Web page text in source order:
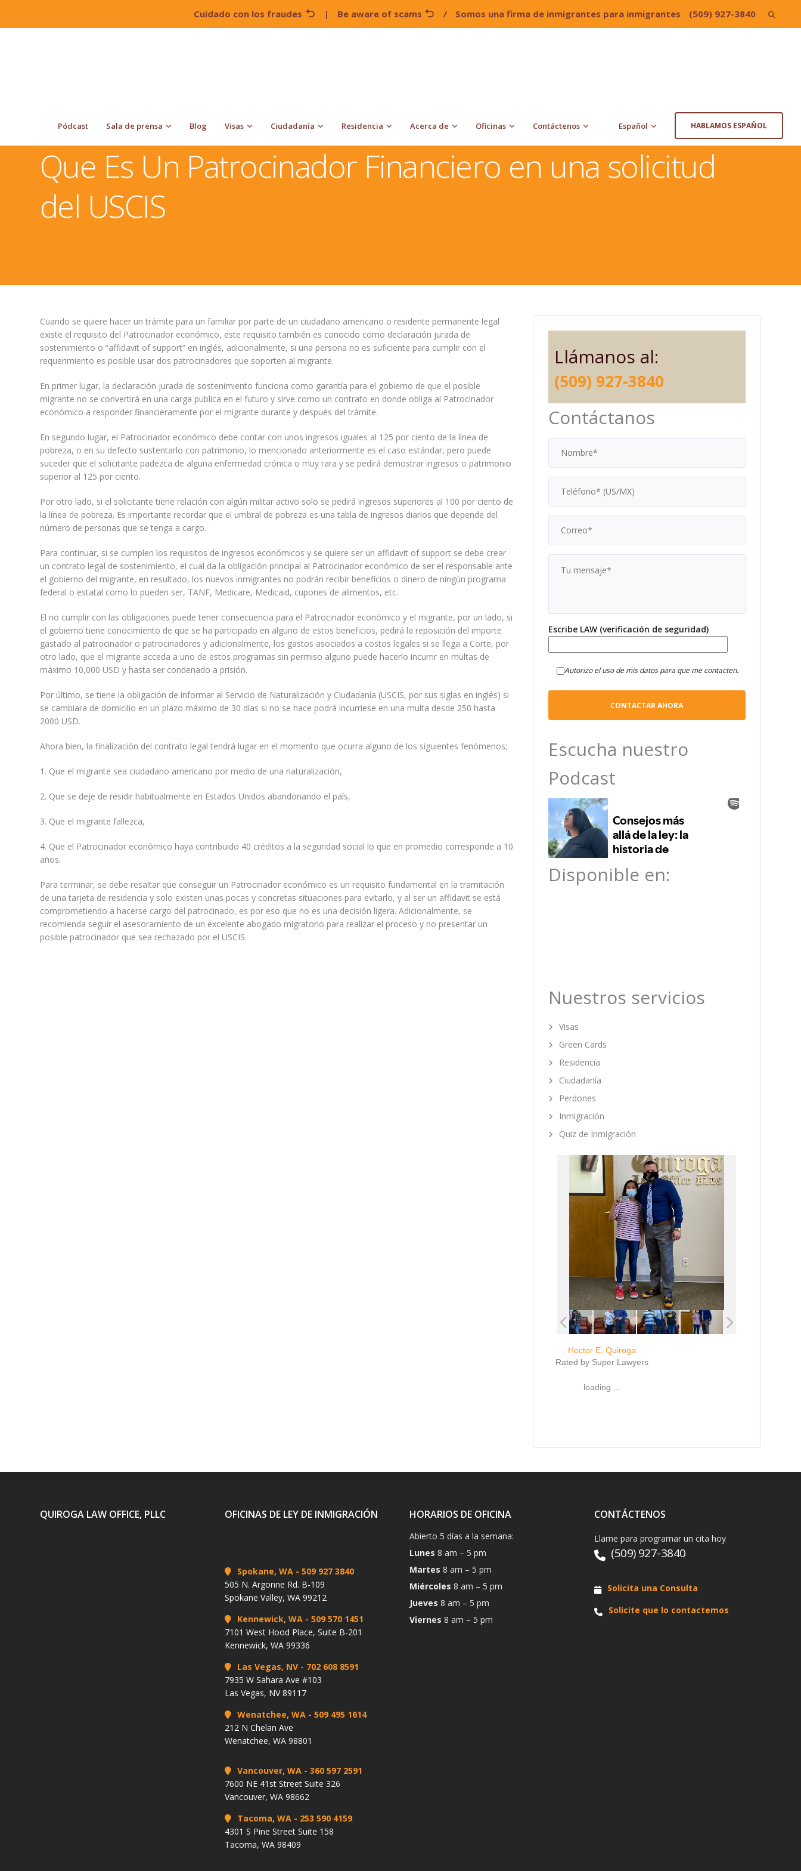
Cuidado con los fraudes | Be aware of scams / Somos una firma de inmigrantes para inmigrantes (509) 927-3840 Search
Pódcast Sala de prensa Blog Visas Ciudadanía Residencia Acerca de Oficinas Contáctenos Español HABLAMOS ESPAÑOL
Quiroga Law Office, PLLC Residencia Que Es Un Patrocinador Financiero en una solicitud del USCIS
Que Es Un Patrocinador Financiero en una solicitud
del USCIS
Cuando se quiere hacer un trámite para un familiar por parte de un ciudadano americano o residente permanente legal
existe el requisito del Patrocinador económico, este requisito también es conocido como declaración jurada de
sostenimiento o “affidavit of support” en inglés, adicionalmente, si una persona no es suficiente para cumplir con el
requerimiento es posible usar dos patrocinadores que soporten al migrante.
En primer lugar, la declaración jurada de sostenimiento funciona como garantía para el gobierno de que el posible
migrante no se convertirá en una carga publica en el futuro y sirve como un contrato en donde obliga al Patrocinador
económico a responder financieramente por el migrante durante y después del trámite.
En segundo lugar, el Patrocinador económico debe contar con unos ingresos iguales al 125 por ciento de la línea de
pobreza, o en su defecto sustentarlo con patrimonio, lo mencionado anteriormente es el caso estándar, pero puede
suceder que el solicitante padezca de alguna enfermedad crónica o muy rara y se pedirá demostrar ingresos o patrimonio
superior al 125 por ciento.
Por otro lado, si el solicitante tiene relación con algún militar activo solo se pedirá ingresos superiores al 100 por ciento de
la línea de pobreza. Es importante recordar que el umbral de pobreza es una tabla de ingresos diarios que depende del
número de personas que se tenga a cargo.
Para continuar, si se cumplen los requisitos de ingresos económicos y se quiere ser un affidavit of support se debe crear
un contrato legal de sostenimiento, el cual da la obligación principal al Patrocinador económico de ser el responsable ante
el gobierno del migrante, en resultado, los nuevos inmigrantes no podrán recibir beneficios o dinero de ningún programa
federal o estatal como lo pueden ser, TANF, Medicare, Medicaid, cupones de alimentos, etc.
El no cumplir con las obligaciones puede tener consecuencia para el Patrocinador económico y el migrante, por un lado, si
el gobierno tiene conocimiento de que se ha participado en alguno de estos beneficios, pedirá la reposición del importe
gastado al patrocinador o patrocinadores y adicionalmente, los gastos asociados a costos legales si se llega a Corte, por
otro lado, que el migrante acceda a uno de estos programas sin permiso alguno puede hacerlo incurrir en multas de
máximo 10,000 USD y hasta ser condenado a prisión.
Por último, se tiene la obligación de informar al Servicio de Naturalización y Ciudadanía (USCIS, por sus siglas en inglés) si
se cambiara de domicilio en un plazo máximo de 30 días si no se hace podrá incurriese en una multa desde 250 hasta
2000 USD.
Ahora bien, la finalización del contrato legal tendrá lugar en el momento que ocurra alguno de los siguientes fenómenos;
1. Que el migrante sea ciudadano americano por medio de una naturalización,
2. Que se deje de residir habitualmente en Estados Unidos abandonando el país,
3. Que el migrante fallezca,
4. Que el Patrocinador económico haya contribuido 40 créditos a la seguridad social lo que en promedio corresponde a 10
años.
Para terminar, se debe resaltar que conseguir un Patrocinador económico es un requisito fundamental en la tramitación
de una tarjeta de residencia y solo existen unas pocas y concretas situaciones para evitarlo, y al ser un affidavit se está
comprometiendo a hacerse cargo del patrocinado, es por eso que no es una decisión ligera. Adicionalmente, se
recomienda seguir el asesoramiento de un excelente abogado migratorio para realizar el proceso y no presentar un
posible patrocinador que sea rechazado por el USCIS.
Llámanos al:
(509) 927-3840
Contáctanos
Escribe LAW (verificación de seguridad)
Autorizo el uso de mis datos para que me contacten.
Escucha nuestro
Podcast
Disponible en:
Nuestros servicios
Visas
Green Cards
Residencia
Ciudadanía
Perdones
Inmigración
Quiz de Inmigración
Hector E. Quiroga
Rated by Super Lawyers
loading ...
QUIROGA LAW OFFICE, PLLC OFICINAS DE LEY DE INMIGRACIÓN
Spokane, WA - 509 927 3840
505 N. Argonne Rd. B-109
Spokane Valley, WA 99212
Kennewick, WA - 509 570 1451
7101 West Hood Place, Suite B-201
Kennewick, WA 99336
Las Vegas, NV - 702 608 8591
7935 W Sahara Ave #103
Las Vegas, NV 89117
Wenatchee, WA - 509 495 1614
212 N Chelan Ave
Wenatchee, WA 98801
Vancouver, WA - 360 597 2591
7600 NE 41st Street Suite 326
Vancouver, WA 98662
Tacoma, WA - 253 590 4159
4301 S Pine Street Suite 158
Tacoma, WA 98409
HORARIOS DE OFICINA
Abierto 5 días a la semana:
Lunes 8 am – 5 pm
Martes 8 am – 5 pm
Miércoles 8 am – 5 pm
Jueves 8 am – 5 pm
Viernes 8 am – 5 pm
CONTÁCTENOS
Llame para programar un cita hoy
(509) 927-3840
Solicita una Consulta
Solicite que lo contactemos